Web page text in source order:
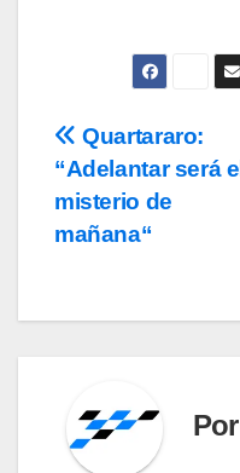
Navegación
de
entradas
Quartararo:
“Adelantar será el
misterio de
mañana“
Por